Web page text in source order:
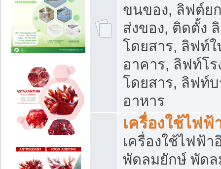
ขนของ, ลิฟต์ย
ส่งของ, ติดตั้ง
โดยสาร, ลิฟท์
อาคาร, ลิฟท์โ
โดยสาร, ลิฟท์
อาหาร
เครื่องใช้ไฟฟ้
เครื่องใช้ไฟฟ้า
พัดลมยักษ์ พัด